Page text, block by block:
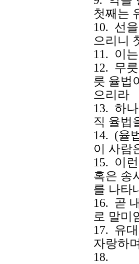
첫째는
10. 선
으리니
11. 이
12. 무
릇 율법
으리라
13. 하
직 율법
14. (율
이 사람
15. 이
혹은 송
를 나타
16. 곧
로 말미
17. 유
자랑하며
18.